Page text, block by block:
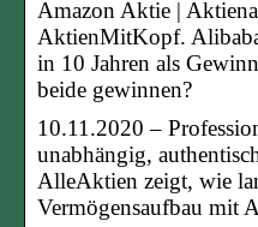
Amazon Aktie |
AktienMitKopf.
in 10 Jahren als
beide gewinnen?
10.11.2020 –
unabhängig,
AlleAktien zeigt, wie
Vermögensaufbau mit